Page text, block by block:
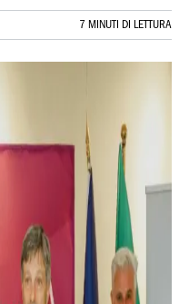
7 MINUTI DI LETTURA